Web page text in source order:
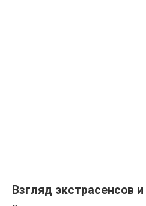
Взгляд экстрасенсов